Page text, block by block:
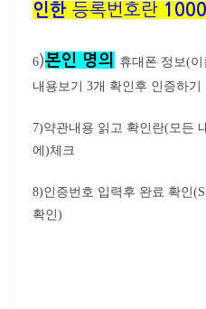
인한 등록번호란
6)본인 명의
휴대폰 정보(
내용보기 3개 확인후 인증하기
7)약관내용 읽고 확인란(모든
에)체크
8)인증번호 입력후 완료 확인
확인)